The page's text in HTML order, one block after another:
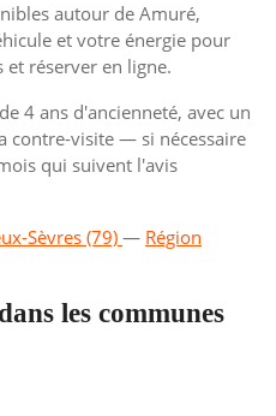
autour de Amuré,
et votre énergie pour
réserver en ligne.
4 ans d'ancienneté, avec un
contre-visite — si nécessaire
qui suivent l'avis
Sèvres (79) — Région
les communes